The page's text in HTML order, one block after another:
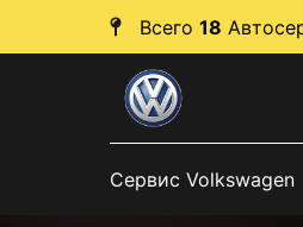
Всего 18
Сервис Volkswagen